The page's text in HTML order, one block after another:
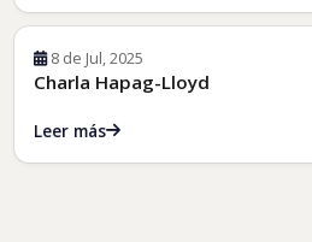
8 de Jul, 2025
Charla Hapag-Lloyd
Leer más